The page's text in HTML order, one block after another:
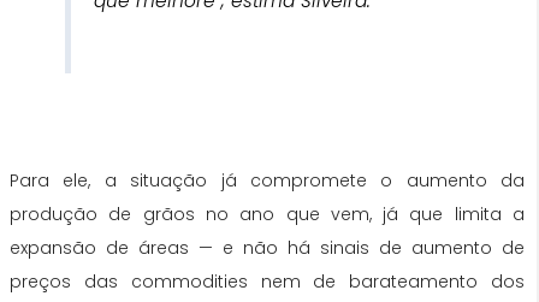
Para ele, a situação já compromete o aumento da
produção de grãos no ano que vem, já que limita a
expansão de áreas — e não há sinais de aumento de
preços das commodities nem de barateamento dos